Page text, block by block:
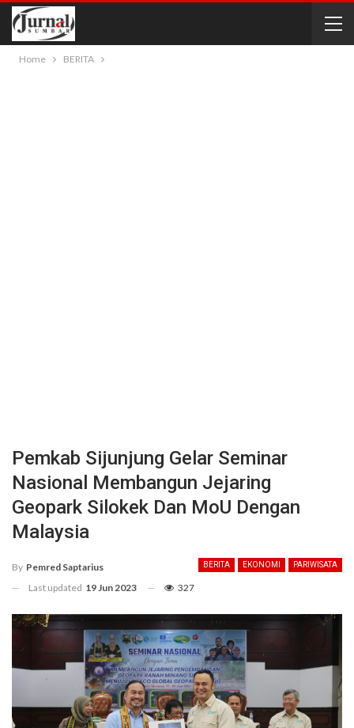
Home BERITA
Pemkab Sijunjung Gelar Seminar
Nasional Membangun Jejaring
Geopark Silokek Dan MoU Dengan
Malaysia
BERITA EKONOMI PARIWISATA
By Pemred Saptarius
Last updated 19 Jun 2023 327